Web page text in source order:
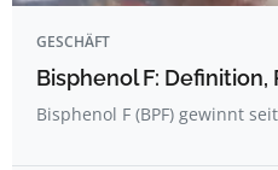
GESCHÄFT
Bisphenol F:
Bisphenol F (BPF) gewinnt